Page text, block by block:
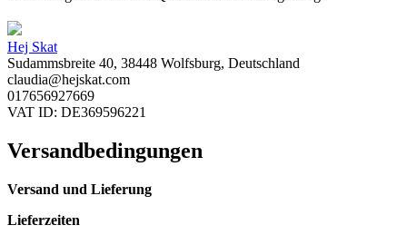
Hej Skat
Sudammsbreite 40, 38448 Wolfsburg, Deutschland
claudia@hejskat.com
017656927669
VAT ID: DE369596221
Versandbedingungen
Versand und Lieferung
Lieferzeiten